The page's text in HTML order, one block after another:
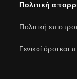
Πολιτική
Πολιτική
Γενικοί όροι